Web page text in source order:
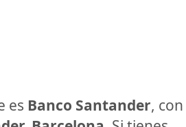
es Banco Santander, con